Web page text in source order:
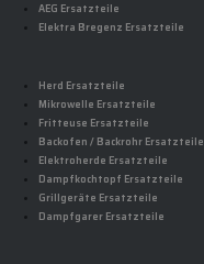
AEG Ersatzteile
Elektra Bregenz Ersatzteile
Herd Ersatzteile
Mikrowelle Ersatzteile
Fritteuse Ersatzteile
Backofen / Backrohr Ersatzteile
Elektroherde Ersatzteile
Dampfkochtopf Ersatzteile
Grillgeräte Ersatzteile
Dampfgarer Ersatzteile